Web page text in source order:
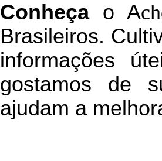
Conheçao A
Brasileiros.
informações
gostamos de
ajudam a